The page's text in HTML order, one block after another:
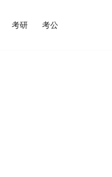
考研 考公